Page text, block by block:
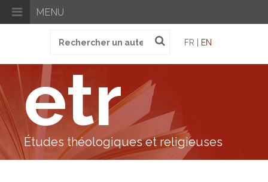
MENU
pour
FR | EN
etr
Études théologiques et religieuses